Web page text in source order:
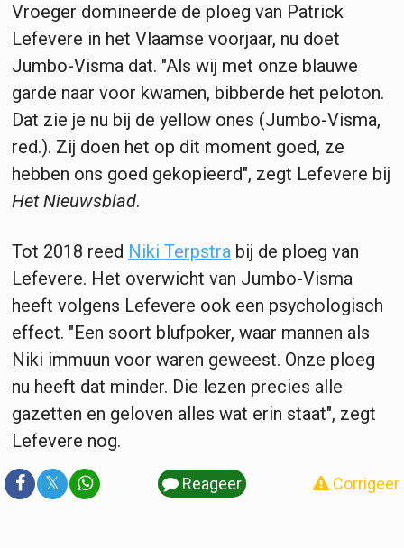
Vroeger domineerde de ploeg van Patrick
Lefevere in het Vlaamse voorjaar, nu doet
Jumbo-Visma dat. "Als wij met onze blauwe
garde naar voor kwamen, bibberde het peloton.
Dat zie je nu bij de yellow ones (Jumbo-Visma,
red.). Zij doen het op dit moment goed, ze
hebben ons goed gekopieerd", zegt Lefevere bij
Het Nieuwsblad.
Tot 2018 reed Niki Terpstra bij de ploeg van
Lefevere. Het overwicht van Jumbo-Visma
heeft volgens Lefevere ook een psychologisch
effect. "Een soort blufpoker, waar mannen als
Niki immuun voor waren geweest. Onze ploeg
nu heeft dat minder. Die lezen precies alle
gazetten en geloven alles wat erin staat", zegt
Lefevere nog.
𝕏 Reageer Corrigeer